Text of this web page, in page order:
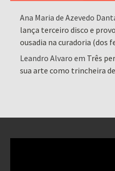
Ana Maria de Azevedo
lança terceiro disco e
ousadia na curadoria (dos
Leandro Alvaro em Três
sua arte como trincheira